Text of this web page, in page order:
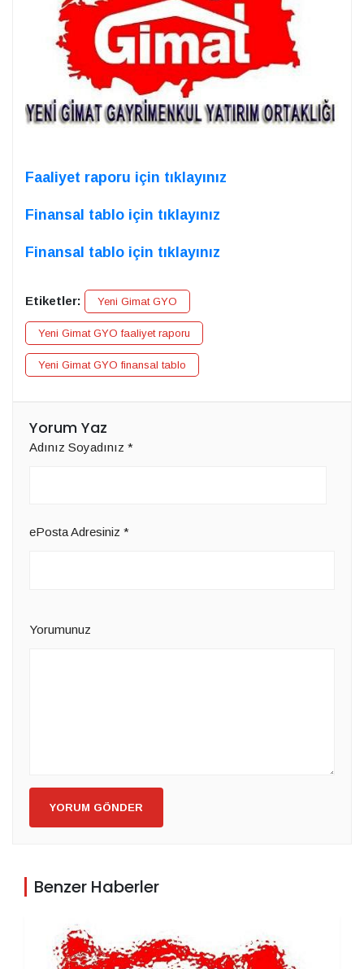
Faaliyet raporu için tıklayınız
Finansal tablo için tıklayınız
Finansal tablo için tıklayınız
Etiketler: Yeni Gimat GYO
Yeni Gimat GYO faaliyet raporu
Yeni Gimat GYO finansal tablo
Yorum Yaz
Adınız Soyadınız *
ePosta Adresiniz *
Yorumunuz
YORUM GÖNDER
Benzer Haberler